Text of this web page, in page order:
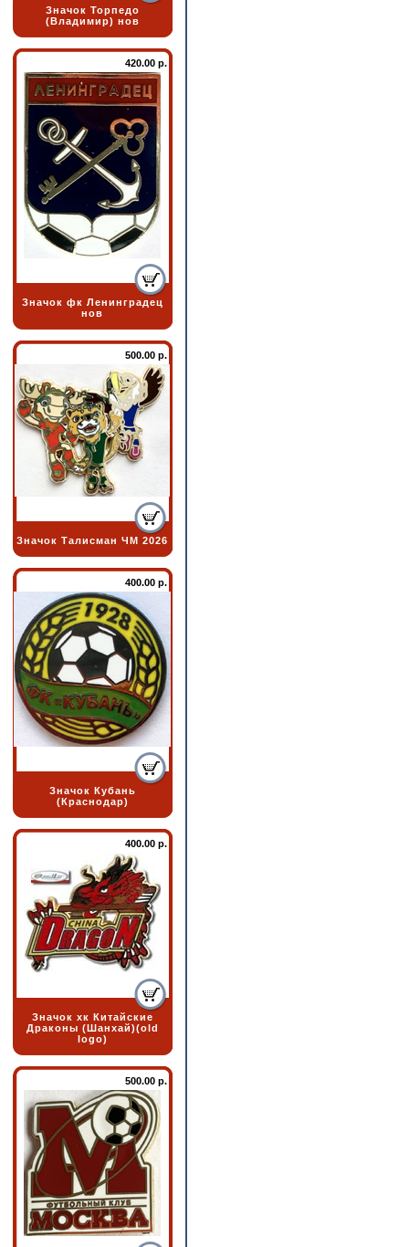
Значок Торпедо
(Владимир) нов
420.00 р.
Значок фк Ленинградец
нов
500.00 р.
Значок Талисман ЧМ 2026
400.00 р.
Значок Кубань
(Краснодар)
400.00 р.
Значок хк Китайские
Драконы (Шанхай)(old
logo)
500.00 р.